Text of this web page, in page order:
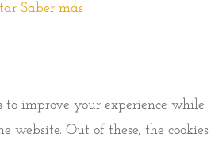
Saber más
to improve your experience while
website. Out of these, the cookies